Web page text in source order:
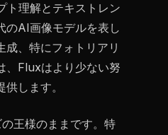
ト理解とテキストレン
のAI画像モデルを表し
成、特にフォトリアリ
、Fluxはより少ない努
します。
王様のままです。特